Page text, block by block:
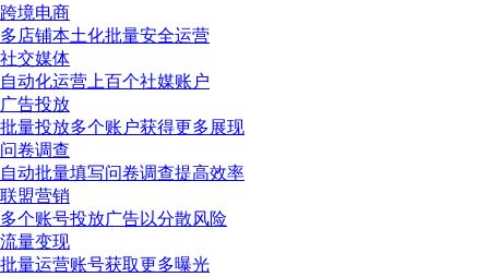
跨境电商
多店铺本土化批量安全运营
社交媒体
自动化运营上百个社媒账户
广告投放
批量投放多个账户获得更多展现
问卷调查
自动批量填写问卷调查提高效率
联盟营销
多个账号投放广告以分散风险
流量变现
批量运营账号获取更多曝光